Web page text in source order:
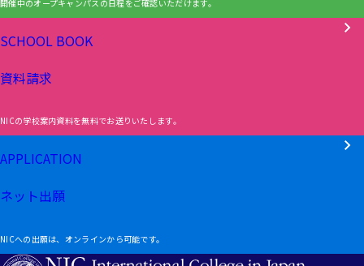
開催中のオープキャンパスの日程をご確認いただけます。
SCHOOL BOOK
資料請求
NICの学校案内資料を無料でお送りいたします。
APPLICATION
ネット出願
NICへの出願は、オンラインから可能です。